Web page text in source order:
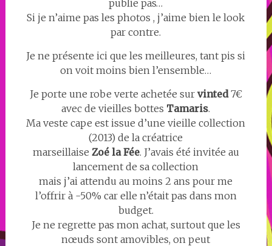
publie pas…
Si je n’aime pas les photos , j’aime bien le look
par contre.
Je ne présente ici que les meilleures, tant pis si
on voit moins bien l’ensemble…
Je porte une robe verte achetée sur vinted7€
avec de vieilles bottes Tamaris.
Ma veste cape est issue d’une vieille collection
(2013) de la créatrice
marseillaise Zoé la Fée. J’avais été invitée au
lancement de sa collection
mais j’ai attendu au moins 2 ans pour me
l’offrir à -50% car elle n’était pas dans mon
budget.
Je ne regrette pas mon achat, surtout que les
nœuds sont amovibles, on peut